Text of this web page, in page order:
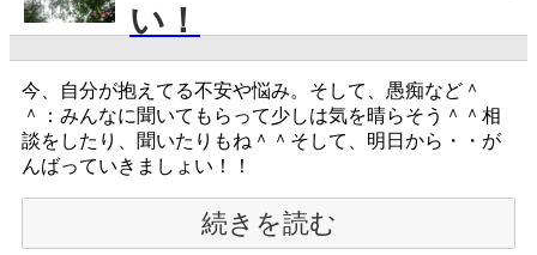
い！
今、自分が抱えてる不安や悩み。そして、愚痴など＾
＾：みんなに聞いてもらって少しは気を晴らそう＾＾相
談をしたり、聞いたりもね＾＾そして、明日から・・が
んばっていきましょい！！
続きを読む